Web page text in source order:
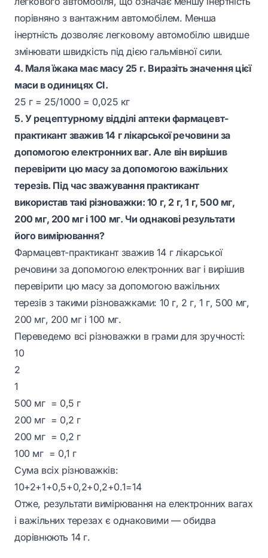
порівняно з вантажним автомобілем. Менша
інертність дозволяє легковому автомобілю швидше
змінювати швидкість під дією гальмівної сили.
4. Маля їжака має масу 25 г. Виразіть значення цієї
маси в одиницях СІ.
25 г = 25/1000 = 0,025 кг
5. У рецептурному відділі аптеки фармацевт-
практикант зважив 14 г лікарської речовини за
допомогою електронних ваг. Але він вирішив
перевірити цю масу за допомогою важільних
терезів. Під час зважування практикант
використав такі різноважки: 10 г, 2 г, 1 г, 500 мг,
200 мг, 200 мг і 100 мг. Чи однакові результати
його вимірювання?
Фармацевт-практикант зважив 14 г лікарської
речовини за допомогою електронних ваг і вирішив
перевірити цю масу за допомогою важільних
терезів з такими різноважками: 10 г, 2 г, 1 г, 500 мг,
200 мг, 200 мг і 100 мг.
Переведемо всі різноважки в грами для зручності:
10
2
1
500 мг = 0,5 г
200 мг = 0,2 г
200 мг = 0,2 г
100 мг = 0,1 г
Сума всіх різноважків:
10+2+1+0,5+0,2+0,2+0.1=14
Отже, результати вимірювання на електронних вагах
і важільних терезах є однаковими — обидва
дорівнюють 14 г.